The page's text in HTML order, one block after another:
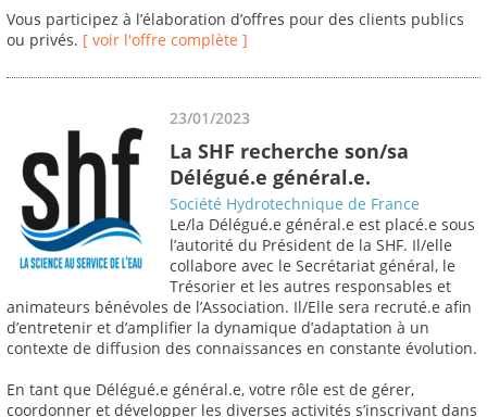
Vous participez à l’élaboration d’offres pour des clients publics
ou privés. [ voir l'offre complète ]
23/01/2023
La SHF recherche son/sa
Délégué.e général.e.
Société Hydrotechnique de France
Le/la Délégué.e général.e est placé.e sous
l’autorité du Président de la SHF. Il/elle
collabore avec le Secrétariat général, le
Trésorier et les autres responsables et
animateurs bénévoles de l’Association. Il/Elle sera recruté.e afin
d’entretenir et d’amplifier la dynamique d’adaptation à un
contexte de diffusion des connaissances en constante évolution.
En tant que Délégué.e général.e, votre rôle est de gérer,
coordonner et développer les diverses activités s’inscrivant dans